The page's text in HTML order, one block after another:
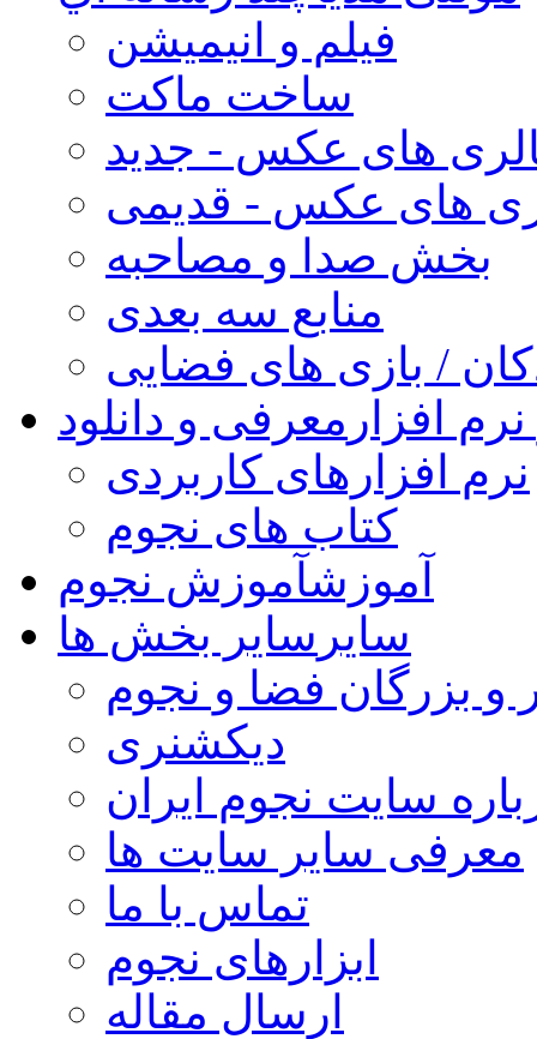
فیلم و انیمیشن
ساخت ماکت
های عکس - جدید
های عکس - قدیمی
بخش صدا و مصاحبه
منابع سه بعدی
/ بازی های فضایی
افزار معرفی و دانلود
نرم افزارهای کاربردی
کتاب های نجوم
آموزشآموزش نجوم
سایر سایر بخش ها
و بزرگان فضا و نجوم
دیکشنری
سایت نجوم ایران
معرفی سایر سایت ها
تماس با ما
ابزارهای نجوم
ارسال مقاله